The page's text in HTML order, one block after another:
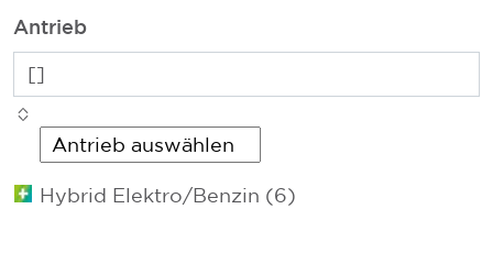
Antrieb
Hybrid Elektro/Benzin (6)